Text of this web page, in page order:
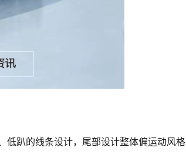
低趴的线条设计，尾部设计整体偏运动风格